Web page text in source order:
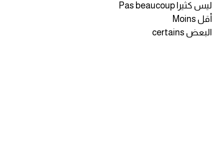
كلمات بحرف j
كلمات بحرف k
ليس كثيرا Pas beaucoup
أقل Moins
البعض certains